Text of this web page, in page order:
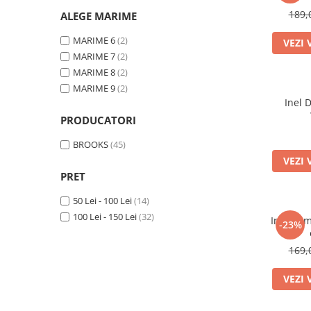
CEASURI DAMA
ALEGE MARIME
MARIME 6(2)
MARIME 7(2)
MARIME 8(2)
MARIME 9(2)
PRODUCATORI
BROOKS(45)
PRET
50 Lei - 100 Lei(14)
100 Lei - 150 Lei(32)
VEZI
Inel
VEZI
-23%
Inel
VEZI